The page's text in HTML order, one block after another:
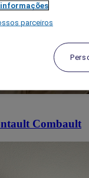
Combault
parceiros